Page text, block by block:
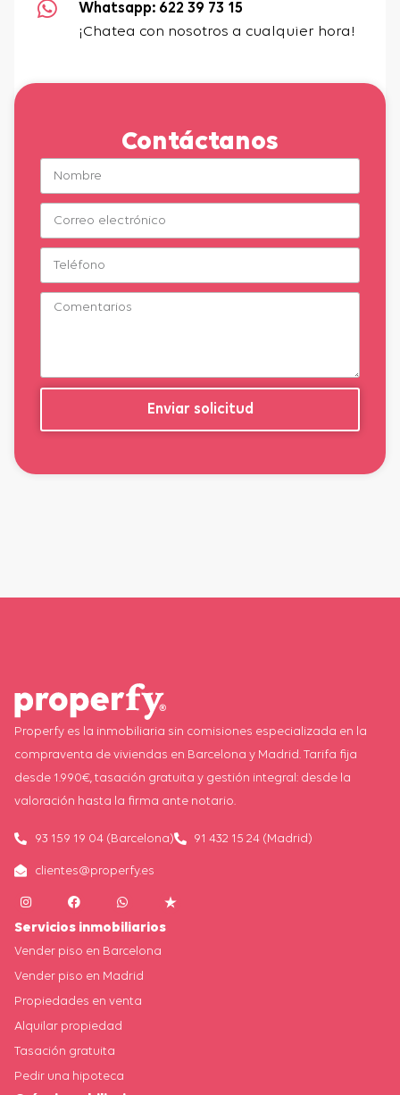
Whatsapp: 622 39 73 15
¡Chatea con nosotros a cualquier hora!
Contáctanos
Enviar solicitud
Properfy es la inmobiliaria sin comisiones especializada en la
compraventa de viviendas en Barcelona y Madrid. Tarifa fija
desde 1.990€, tasación gratuita y gestión integral: desde la
valoración hasta la firma ante notario.
93 159 19 04 (Barcelona) 91 432 15 24 (Madrid)
clientes@properfy.es
Servicios inmobiliarios
Vender piso en Barcelona
Vender piso en Madrid
Propiedades en venta
Alquilar propiedad
Tasación gratuita
Pedir una hipoteca